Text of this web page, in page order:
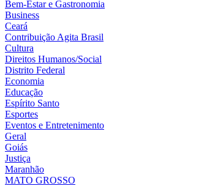
Bem-Estar e Gastronomia
Business
Ceará
Contribuição Agita Brasil
Cultura
Direitos Humanos/Social
Distrito Federal
Economia
Educação
Espírito Santo
Esportes
Eventos e Entretenimento
Geral
Goiás
Justiça
Maranhão
MATO GROSSO